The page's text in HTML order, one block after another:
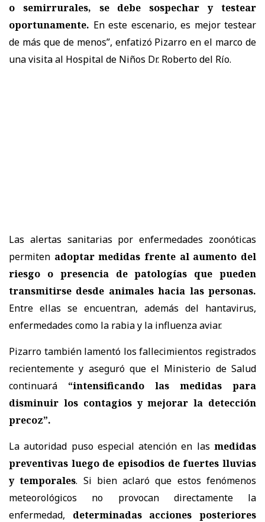
o semirrurales, se debe sospechar y testear
oportunamente. En este escenario, es mejor testear
de más que de menos”, enfatizó Pizarro en el marco de
una visita al Hospital de Niños Dr. Roberto del Río.
Las alertas sanitarias por enfermedades zoonóticas
permiten adoptar medidas frente al aumento del
riesgo o presencia de patologías que pueden
transmitirse desde animales hacia las personas.
Entre ellas se encuentran, además del hantavirus,
enfermedades como la rabia y la influenza aviar.
Pizarro también lamentó los fallecimientos registrados
recientemente y aseguró que el Ministerio de Salud
continuará “intensificando las medidas para
disminuir los contagios y mejorar la detección
precoz”.
La autoridad puso especial atención en las medidas
preventivas luego de episodios de fuertes lluvias
y temporales. Si bien aclaró que estos fenómenos
meteorológicos no provocan directamente la
enfermedad, determinadas acciones posteriores